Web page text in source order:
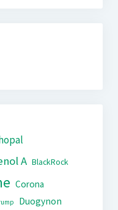
A BlackRock
Corona
Duogynon